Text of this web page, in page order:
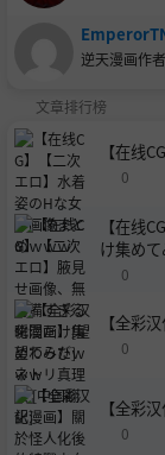
逆天漫画作
文章排行榜
【在线
0
【在线
け集め
0
【全彩
0
【全彩
0